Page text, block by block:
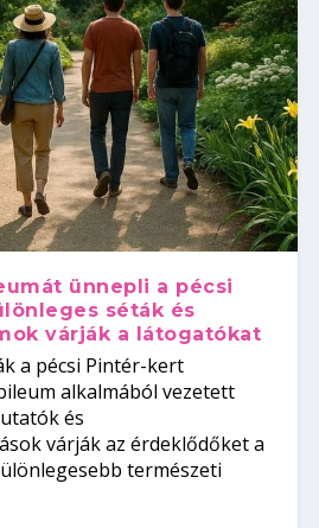
ünnepli a pécsi
séták és
várják a látogatókat
a pécsi Pintér-kert
alkalmából vezetett
és
várják az érdeklődőket a
természeti